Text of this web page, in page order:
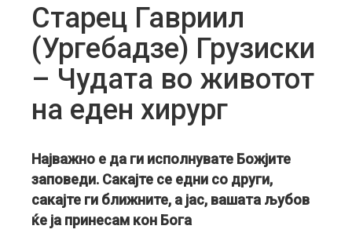
Старец Гавриил
(Ургебадзе) Грузиски
– Чудата во животот
на еден хирург
Најважно е да ги исполнувате Божјите
заповеди. Сакајте се едни со други,
сакајте ги ближните, а јас, вашата љубов
ќе ја принесам кон Бога